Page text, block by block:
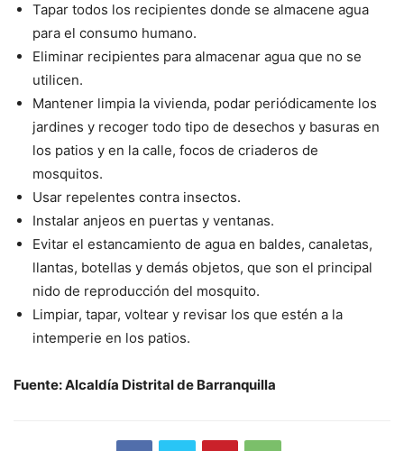
Tapar todos los recipientes donde se almacene agua
para el consumo humano.
Eliminar recipientes para almacenar agua que no se
utilicen.
Mantener limpia la vivienda, podar periódicamente los
jardines y recoger todo tipo de desechos y basuras en
los patios y en la calle, focos de criaderos de
mosquitos.
Usar repelentes contra insectos.
Instalar anjeos en puertas y ventanas.
Evitar el estancamiento de agua en baldes, canaletas,
llantas, botellas y demás objetos, que son el principal
nido de reproducción del mosquito.
Limpiar, tapar, voltear y revisar los que estén a la
intemperie en los patios.
Fuente: Alcaldía Distrital de Barranquilla